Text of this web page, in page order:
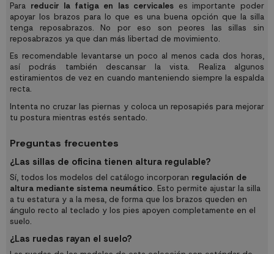
Para reducir la fatiga en las cervicales es importante poder
apoyar los brazos para lo que es una buena opción que la silla
tenga reposabrazos. No por eso son peores las sillas sin
reposabrazos ya que dan más libertad de movimiento.
Es recomendable levantarse un poco al menos cada dos horas,
así podrás también descansar la vista. Realiza algunos
estiramientos de vez en cuando manteniendo siempre la espalda
recta.
Intenta no cruzar las piernas y coloca un reposapiés para mejorar
tu postura mientras estés sentado.
Preguntas frecuentes
¿Las sillas de oficina tienen altura regulable?
Sí, todos los modelos del catálogo incorporan regulación de
altura mediante sistema neumático. Esto permite ajustar la silla
a tu estatura y a la mesa, de forma que los brazos queden en
ángulo recto al teclado y los pies apoyen completamente en el
suelo.
¿Las ruedas rayan el suelo?